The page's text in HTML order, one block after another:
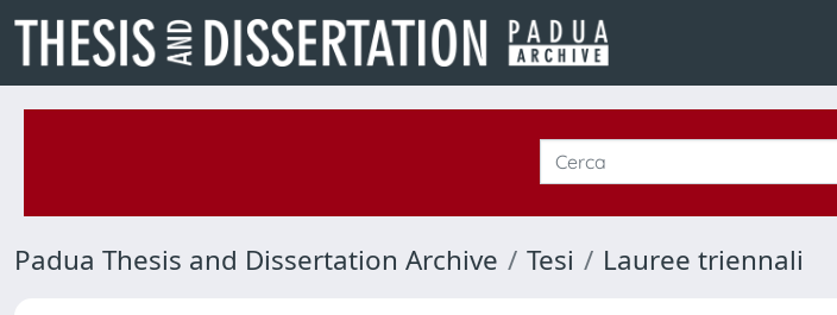
Padua Thesis and Dissertation Archive Tesi Lauree triennali